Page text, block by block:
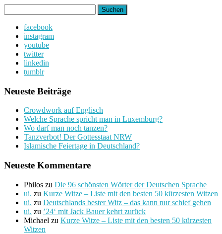
nach:
facebook
instagram
youtube
twitter
linkedin
tumblr
Neueste Beiträge
Crowdwork auf Englisch
Welche Sprache spricht man in Luxemburg?
Wo darf man noch tanzen?
Tanzverbot! Der Gottesstaat NRW
Islamische Feiertage in Deutschland?
Neueste Kommentare
Philos zu Die 96 schönsten Wörter der Deutschen Sprache
ui. zu Kurze Witze – Liste mit den besten 50 kürzesten Witzen
ui. zu Deutschlands bester Witz – das kann nur schief gehen
ui. zu ’24‘ mit Jack Bauer kehrt zurück
Michael zu Kurze Witze – Liste mit den besten 50 kürzesten
Witzen